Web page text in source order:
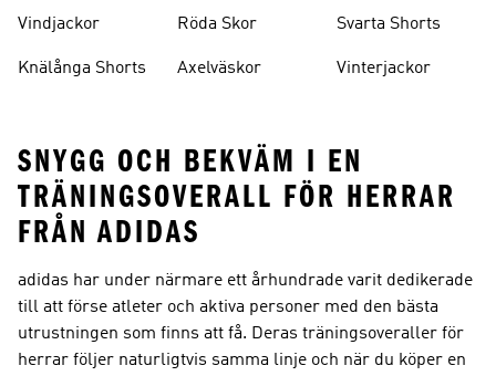
Vindjackor
Knälånga Shorts
Röda Skor
Axelväskor
Svarta Shorts
Vinterjackor
SNYGG OCH BEKVÄM I EN
TRÄNINGSOVERALL FÖR HERRAR
FRÅN ADIDAS
adidas har under närmare ett århundrade varit dedikerade
till att förse atleter och aktiva personer med den bästa
utrustningen som finns att få. Deras träningsoveraller för
herrar följer naturligtvis samma linje och när du köper en